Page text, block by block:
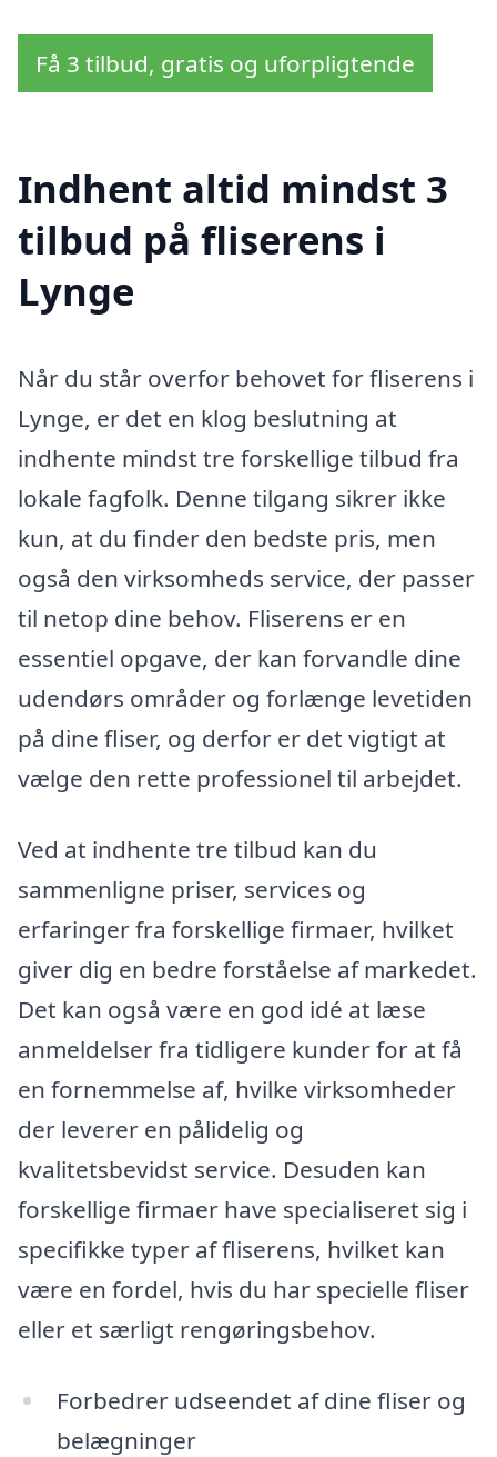
Få 3 tilbud, gratis og uforpligtende
Indhent altid mindst 3
tilbud på fliserens i
Lynge
Når du står overfor behovet for fliserens i
Lynge, er det en klog beslutning at
indhente mindst tre forskellige tilbud fra
lokale fagfolk. Denne tilgang sikrer ikke
kun, at du finder den bedste pris, men
også den virksomheds service, der passer
til netop dine behov. Fliserens er en
essentiel opgave, der kan forvandle dine
udendørs områder og forlænge levetiden
på dine fliser, og derfor er det vigtigt at
vælge den rette professionel til arbejdet.
Ved at indhente tre tilbud kan du
sammenligne priser, services og
erfaringer fra forskellige firmaer, hvilket
giver dig en bedre forståelse af markedet.
Det kan også være en god idé at læse
anmeldelser fra tidligere kunder for at få
en fornemmelse af, hvilke virksomheder
der leverer en pålidelig og
kvalitetsbevidst service. Desuden kan
forskellige firmaer have specialiseret sig i
specifikke typer af fliserens, hvilket kan
være en fordel, hvis du har specielle fliser
eller et særligt rengøringsbehov.
Forbedrer udseendet af dine fliser og
belægninger